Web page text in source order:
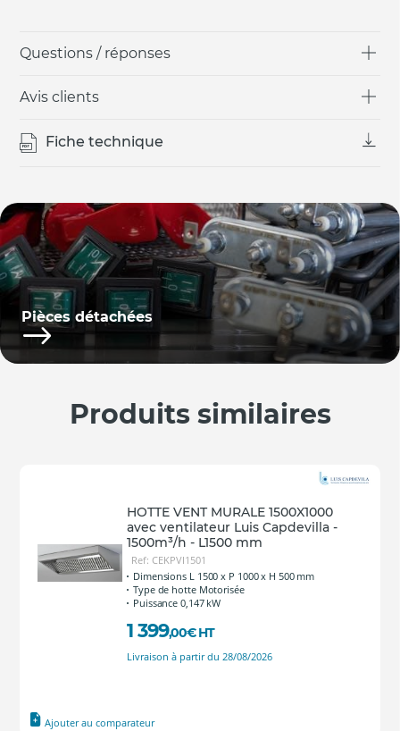
Questions / réponses
Avis clients
Fiche technique
Pièces détachées
Produits similaires
HOTTE VENT MURALE 1500X1000
avec ventilateur Luis Capdevilla -
1500m³/h - L1500 mm
Ref: CEKPVI1501
Dimensions L 1500 x P 1000 x H 500 mm
Type de hotte Motorisée
Puissance 0,147 kW
1 399,00€ HT
Livraison à partir du 28/08/2026
Ajouter au comparateur